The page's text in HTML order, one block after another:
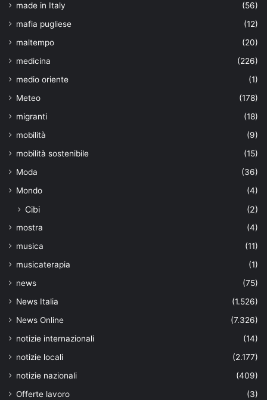
made in Italy
(56)
mafia pugliese
(12)
maltempo
(20)
medicina
(226)
medio oriente
(1)
Meteo
(178)
migranti
(18)
mobilità
(9)
mobilità sostenibile
(15)
Moda
(36)
Mondo
(4)
Cibi (2)
mostra
(4)
musica
(11)
musicaterapia
(1)
news
(75)
News Italia
(1.526)
News Online
(7.326)
notizie internazionali
(14)
notizie locali
(2.177)
notizie nazionali
(409)
Offerte lavoro
(3)